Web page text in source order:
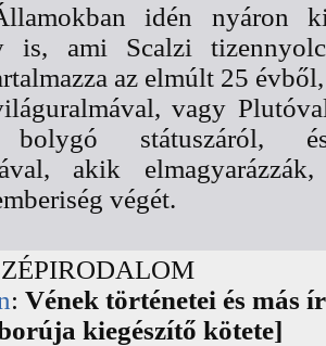
idén nyáron
is, ami Scalzi
az elmúlt 25
vagy
bolygó státuszáról,
akik
végét.
: Vének történetei és más
kiegészítő kötete]